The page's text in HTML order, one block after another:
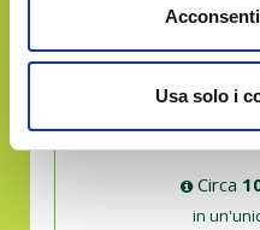
Usa solo i
Circa
in